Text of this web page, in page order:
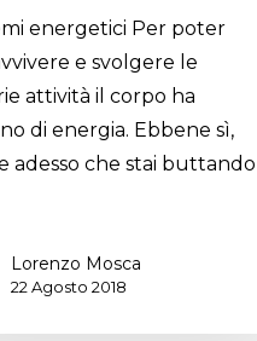
energetici Per poter
e svolgere le
attività il corpo ha
di energia. Ebbene sì,
adesso che stai buttando
Lorenzo Mosca
22 Agosto 2018